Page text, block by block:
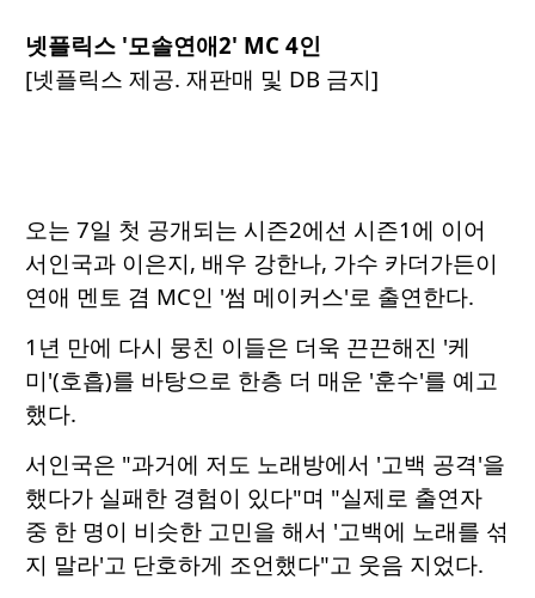
넷플릭스 '모솔연애2' MC 4인
[넷플릭스 제공. 재판매 및 DB 금지]
오는 7일 첫 공개되는 시즌2에선 시즌1에 이어
서인국과 이은지, 배우 강한나, 가수 카더가든이
연애 멘토 겸 MC인 '썸 메이커스'로 출연한다.
1년 만에 다시 뭉친 이들은 더욱 끈끈해진 '케
미'(호흡)를 바탕으로 한층 더 매운 '훈수'를 예고
했다.
서인국은 "과거에 저도 노래방에서 '고백 공격'을
했다가 실패한 경험이 있다"며 "실제로 출연자
중 한 명이 비슷한 고민을 해서 '고백에 노래를 섞
지 말라'고 단호하게 조언했다"고 웃음 지었다.